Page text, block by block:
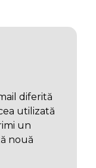
diferită
utilizată
un
nouă